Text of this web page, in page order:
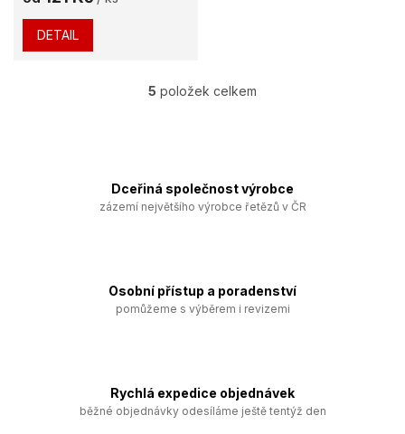
DETAIL
O
a
c
k
y
s
u
5 položek celkem
Dceřiná společnost výrobce
zázemí největšího výrobce řetězů v ČR
Osobní přístup a poradenství
pomůžeme s výběrem i revizemi
Rychlá expedice objednávek
běžné objednávky odesíláme ještě tentýž den